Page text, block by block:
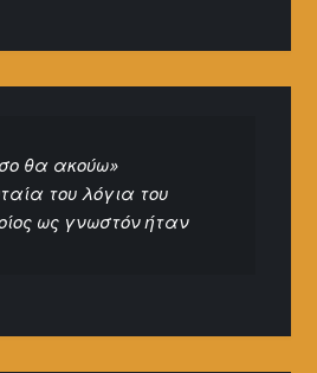
θα ακούω»
του λόγια του
ως γνωστόν ήταν